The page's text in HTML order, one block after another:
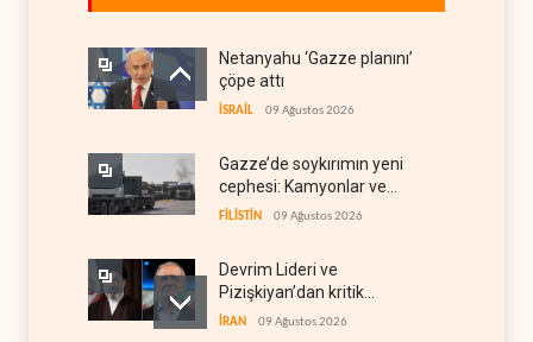
Netanyahu ‘Gazze planını’
çöpe attı
İSRAİL 09 Ağustos 2026
Gazze’de soykırımın yeni
cephesi: Kamyonlar ve
sürücüler de hedefte
FİLİSTİN 09 Ağustos 2026
Devrim Lideri ve
Pizişkiyan’dan kritik
görüşme
İRAN 09 Ağustos 2026